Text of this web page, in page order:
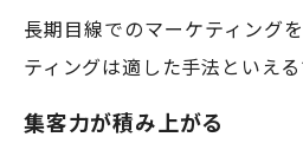
長期目線でのマーケティング
ティングは適した手法といえる
集客力が積み上がる